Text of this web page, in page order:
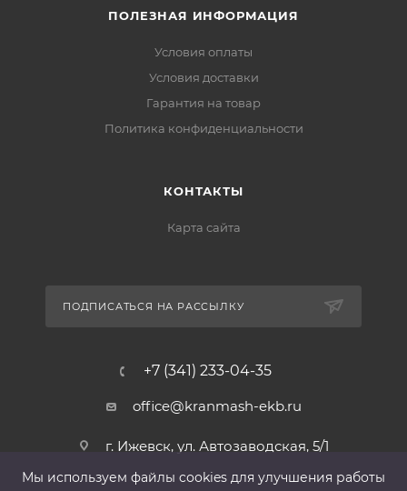
ПОЛЕЗНАЯ ИНФОРМАЦИЯ
Условия оплаты
Условия доставки
Гарантия на товар
Политика конфиденциальности
КОНТАКТЫ
Карта сайта
ПОДПИСАТЬСЯ НА РАССЫЛКУ
+7 (341) 233-04-35
office@kranmash-ekb.ru
г. Ижевск, ул. Автозаводская, 5/1
Мы используем файлы cооkies для улучшения работы